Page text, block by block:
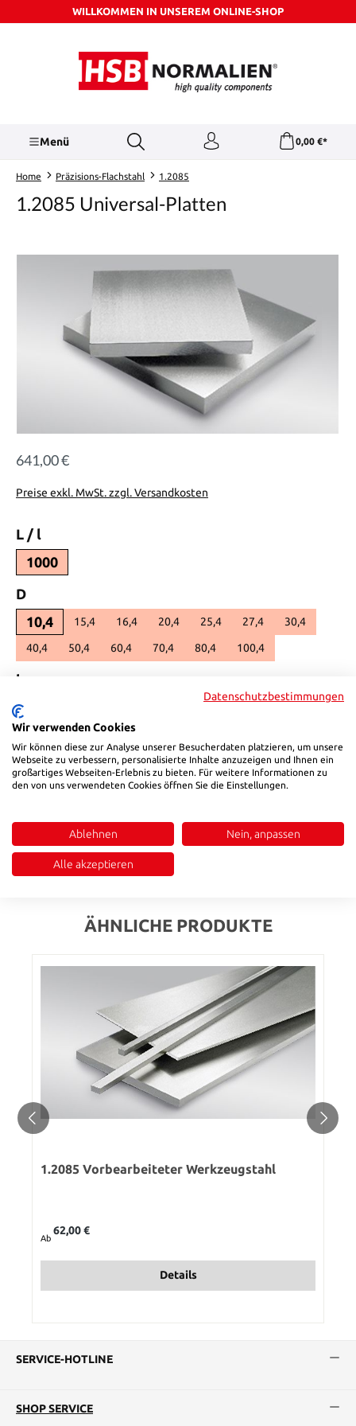
Zum Hauptinhalt springenWILLKOMMEN IN UNSEREM ONLINE-SHOP
Menü 0,00 €*
Home Präzisions-Flachstahl 1.2085
1.2085 Universal-Platten
Regulärer Preis:
641,00 €
Preise exkl. MwSt. zzgl. Versandkosten
L / l
1000
Dauswählen
10,4
15,4 16,4 20,4 25,4 27,4 30,4
40,4 50,4 60,4 70,4 80,4 100,4
b_
Produkt Anzahl: Gib den gewünschten Wert ein oder benutze die
In den Warenkorb
Produktnummer:208550510
Beschreibung
Bewertungen
ÄHNLICHE PRODUKTE
1.2085 Vorbearbeiteter Werkzeugstahl
Ab
62,00 €
Details
SERVICE-HOTLINE
SHOP SERVICE
Datenschutzbestimmungen
Wir verwenden Cookies
Wir können diese zur Analyse unserer Besucherdaten platzieren, um unsere
Webseite zu verbessern, personalisierte Inhalte anzuzeigen und Ihnen ein
großartiges Webseiten-Erlebnis zu bieten. Für weitere Informationen zu
den von uns verwendeten Cookies öffnen Sie die Einstellungen.
Ablehnen Nein, anpassen
Alle akzeptieren